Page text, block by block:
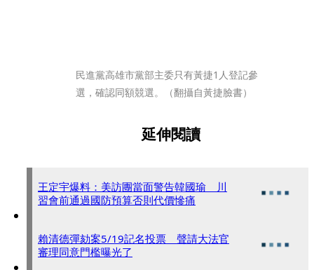
民進黨高雄市黨部主委只有黃捷1人登記參
選，確認同額競選。（翻攝自黃捷﻿臉書）
延伸閱讀
王定宇爆料：美訪團當面警告韓國瑜 川
習會前通過國防預算否則代價慘痛
賴清德彈劾案5/19記名投票 聲請大法官
審理同意門檻曝光了